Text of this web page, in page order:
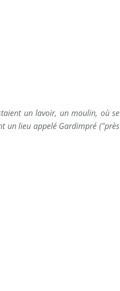
un lavoir, un moulin, où se
un lieu appelé Gardimpré ("près